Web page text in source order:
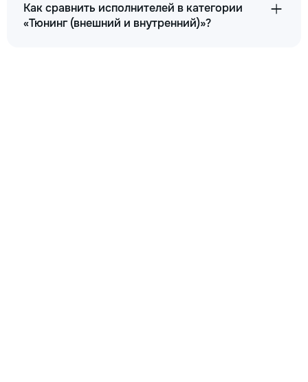
Как сравнить исполнителей в категории
«Тюнинг (внешний и внутренний)»?